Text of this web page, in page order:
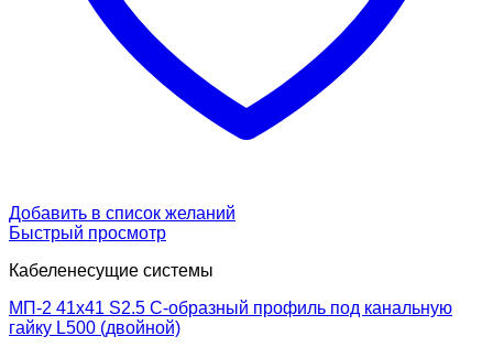
Добавить в список желаний
Быстрый просмотр
Кабеленесущие системы
МП-2 41х41 S2.5 С-образный профиль под канальную
гайку L500 (двойной)